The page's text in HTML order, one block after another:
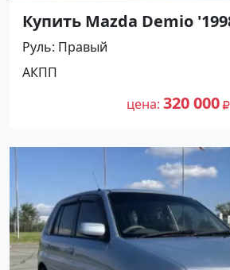
Купить Mazda Demio
(1300/83 л.с.) Бензин
Абинск цвет Белый
320000 рублей,
на сайте Авторынок23
Руль Правый
АКПП
цена 320 000